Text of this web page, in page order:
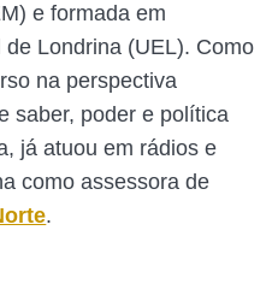
e formada em
Londrina (UEL). Como
na perspectiva
saber, poder e política
já atuou em rádios e
como assessora de
.